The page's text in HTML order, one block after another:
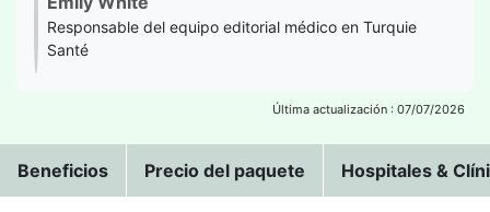
Responsable del equipo editorial médico en Turquie
Santé
Última actualización : 07/07/2026
Beneficios Precio del paquete Hospitales &